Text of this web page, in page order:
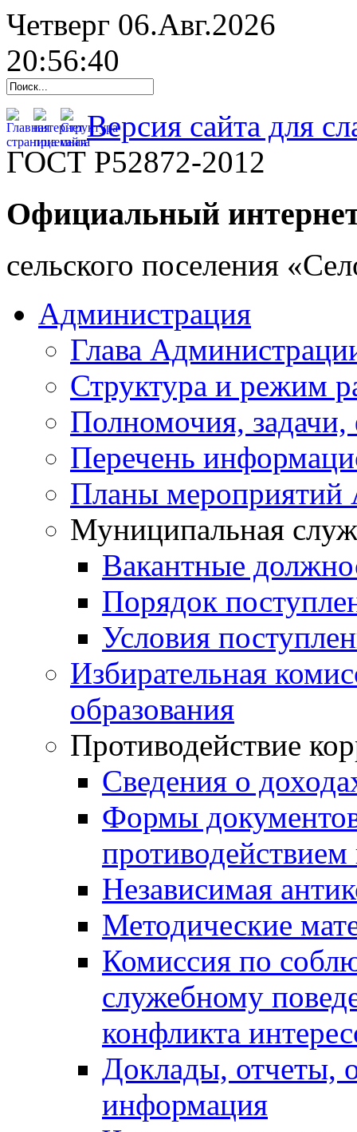
Четверг 06.Авг.2026
20:56:40
Версия сайта для
ГОСТ Р52872-2012
Официальный
cельского поселения
Администрация
Глава
Структура и режим
Полномочия,
Перечень
Планы мероприятий
Муниципальная
Вакантные
Порядок
Условия
Избирательная
образования
Противодействие
Сведения о
Формы
Независимая
Методические
Комиссия по
служебному
конфликта
Доклады, отчеты,
информация